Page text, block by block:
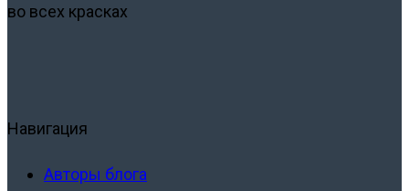
во всех красках
Навигация
Авторы блога